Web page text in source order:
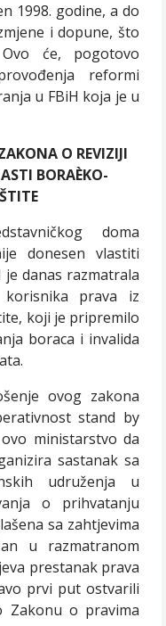
1998. godine, a do
i dopune, što
će, pogotovo
reformi
u FBiH koja je u
O REVIZIJI
BORAÈKO-
doma
donesen vlastiti
je danas razmatrala
prava iz
koji je pripremilo
boraca i invalida
ovog zakona
stand by
ministarstvo da
sastanak sa
udruženja u
o prihvatanju
sa zahtjevima
u razmatranom
prestanak prava
prvi put ostvarili
Zakonu o pravima